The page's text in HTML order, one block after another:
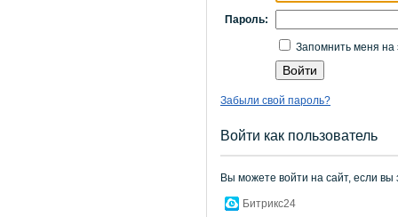
Пароль:
Запомнить меня на
Забыли свой пароль?
Войти как пользователь
Вы можете войти на сайт, если вы
Битрикс24